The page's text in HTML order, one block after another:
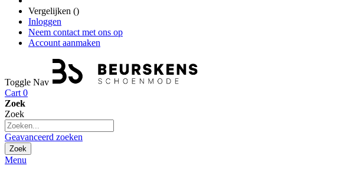
Vergelijken ()
Inloggen
Neem contact met ons op
Account aanmaken
Toggle Nav
Cart 0
Zoek
Zoek
Geavanceerd zoeken
Zoek
Menu